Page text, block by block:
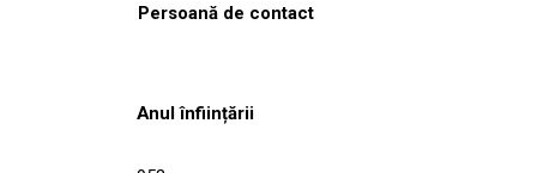
Persoană de contact
Anul înființării